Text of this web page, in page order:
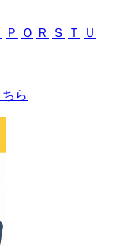
Ｐ Ｑ Ｒ Ｓ Ｔ
Ｕ
ら